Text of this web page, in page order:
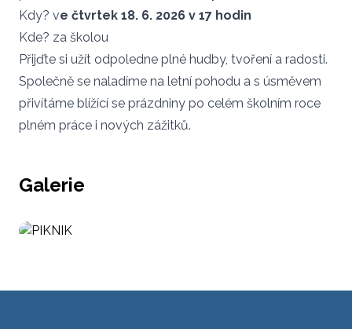
Kdy? ve čtvrtek 18. 6. 2026 v 17 hodin
Kde? za školou
Přijďte si užít odpoledne plné hudby, tvoření a radosti.
Společně se naladíme na letní pohodu a s úsměvem
přivítáme blížící se prázdniny po celém školním roce
plném práce i nových zážitků.
Galerie